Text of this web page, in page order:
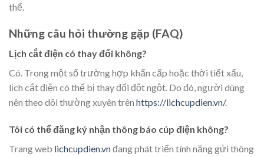
thể.
Những câu hỏi thường gặp (FAQ)
Lịch cắt điện có thay đổi không?
Có. Trong một số trường hợp khẩn cấp hoặc thời tiết xấu,
lịch cắt điện có thể bị thay đổi đột ngột. Do đó, người dùng
nên theo dõi thường xuyên trên https://lichcupdien.vn/.
Tôi có thể đăng ký nhận thông báo cúp điện không?
Trang web lichcupdien.vnđang phát triển tính năng gửi thông